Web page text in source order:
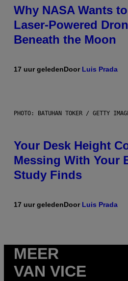
Why NASA Wants
Laser-Powered
Beneath the Moon
17 uur geledenDoor Luis Prada
PHOTO: BATUHAN TOKER / GETTY
Your Desk Height
Messing With Your
Study Finds
17 uur geledenDoor Luis Prada
MEER
VAN VICE